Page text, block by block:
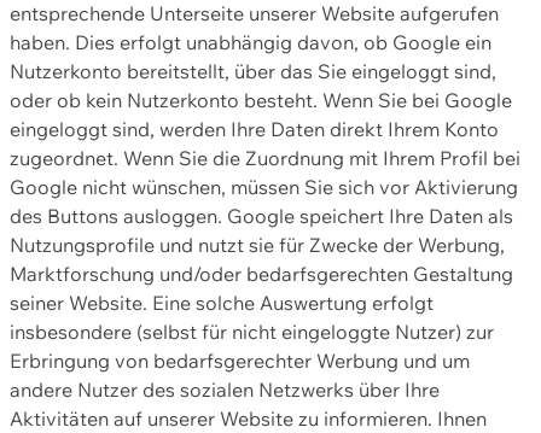
entsprechende Unterseite unserer Website aufgerufen
haben. Dies erfolgt unabhängig davon, ob Google ein
Nutzerkonto bereitstellt, über das Sie eingeloggt sind,
oder ob kein Nutzerkonto besteht. Wenn Sie bei Google
eingeloggt sind, werden Ihre Daten direkt Ihrem Konto
zugeordnet. Wenn Sie die Zuordnung mit Ihrem Profil bei
Google nicht wünschen, müssen Sie sich vor Aktivierung
des Buttons ausloggen. Google speichert Ihre Daten als
Nutzungsprofile und nutzt sie für Zwecke der Werbung,
Marktforschung und/oder bedarfsgerechten Gestaltung
seiner Website. Eine solche Auswertung erfolgt
insbesondere (selbst für nicht eingeloggte Nutzer) zur
Erbringung von bedarfsgerechter Werbung und um
andere Nutzer des sozialen Netzwerks über Ihre
Aktivitäten auf unserer Website zu informieren. Ihnen